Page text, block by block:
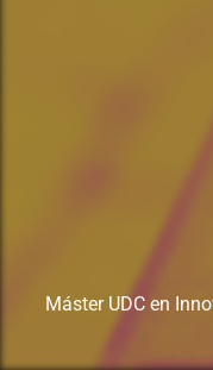
Máster UDC en